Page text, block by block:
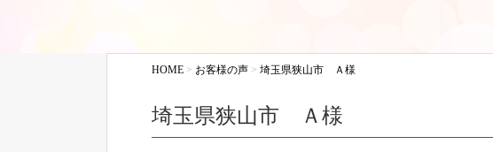
HOME> お客様の声> 埼玉県狭山市 Ａ様
埼玉県狭山市 Ａ様